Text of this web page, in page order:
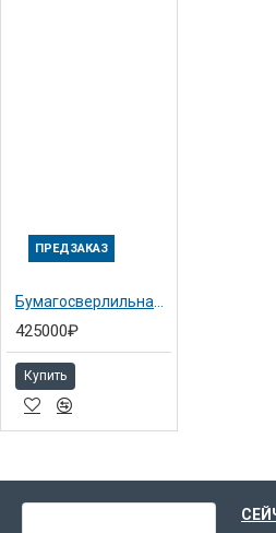
ПРЕДЗАКАЗ
Бумагосверлильная машина Nagel Citoborma 111
425000₽
Купить